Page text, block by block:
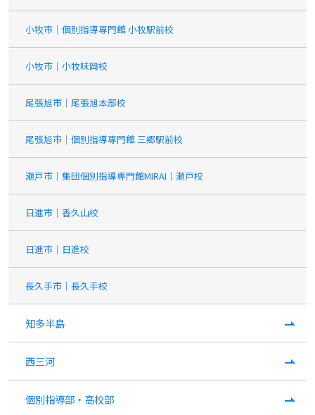
小牧市｜個別指導専門館 小牧駅前校
小牧市｜小牧味岡校
尾張旭市｜尾張旭本部校
尾張旭市｜個別指導専門館 三郷駅前校
瀬戸市｜集団個別指導専門館MIRAI｜瀬戸校
日進市｜香久山校
日進市｜日進校
長久手市｜長久手校
知多半島
西三河
個別指導部・高校部